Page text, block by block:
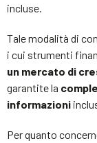
incluse.
Tale modalità di
i cui strumenti
un mercato di
garantite la
informazioni
Per quanto